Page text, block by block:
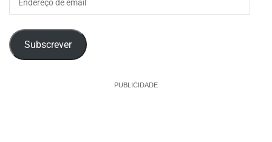
Subscrever
PUBLICIDADE